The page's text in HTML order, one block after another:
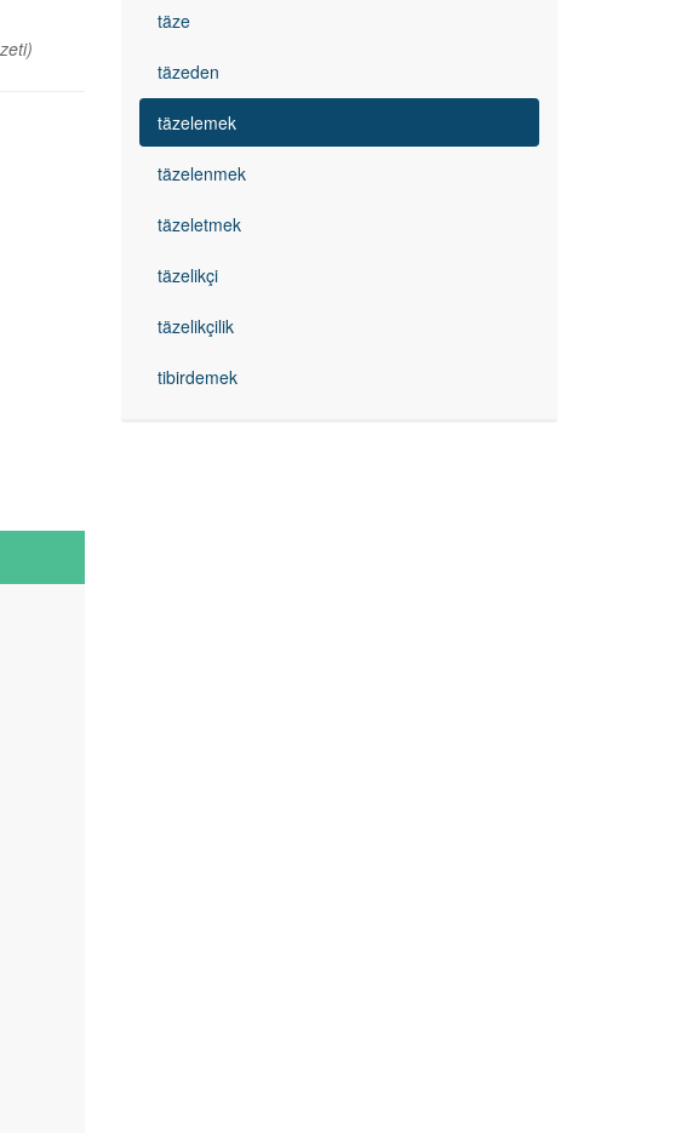
täze
täzeden
täzelemek
täzelenmek
täzeletmek
täzelikçi
täzelikçilik
tibirdemek